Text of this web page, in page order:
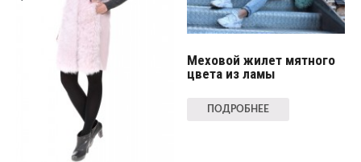
Меховой жилет мятного
цвета из ламы
ПОДРОБНЕЕ